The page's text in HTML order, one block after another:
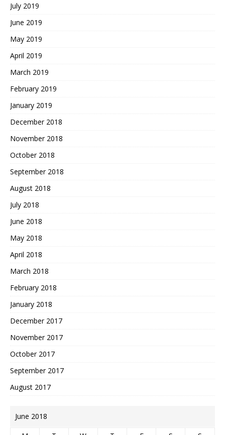
July 2019
June 2019
May 2019
April 2019
March 2019
February 2019
January 2019
December 2018
November 2018
October 2018
September 2018
August 2018
July 2018
June 2018
May 2018
April 2018
March 2018
February 2018
January 2018
December 2017
November 2017
October 2017
September 2017
August 2017
June 2018